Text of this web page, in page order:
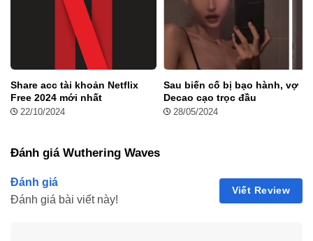
Share acc tài khoản Netflix
Free 2024 mới nhất
22/10/2024
Sau biến cố bị bạo hành, vợ
Decao cạo trọc đầu
28/05/2024
Đánh giá Wuthering Waves
Đánh giá
Đánh giá bài viết này!
Viết Review